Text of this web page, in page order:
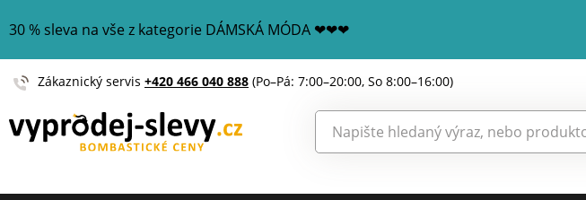
30 % sleva na vše z kategorie DÁMSKÁ MÓDA ❤❤❤
Zákaznický servis +420 466 040 888 (Po–Pá: 7:00–20:00, So 8:00–16:00)